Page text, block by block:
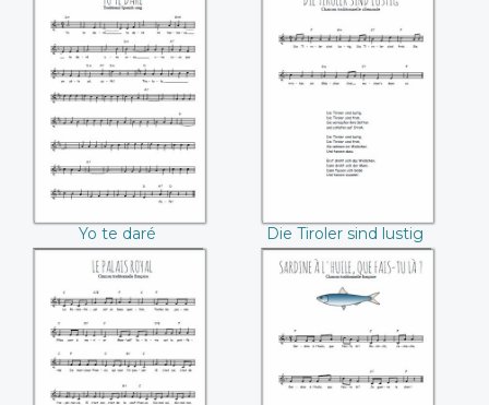
Yo te daré
Yo te daré
Die Tiroler sind
lustig
Die Tiroler sind lustig
Le Palais-Royal
Sardine à l'huile,
que fais-tu là